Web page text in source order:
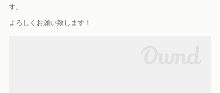
す。
よろしくお願い致します！